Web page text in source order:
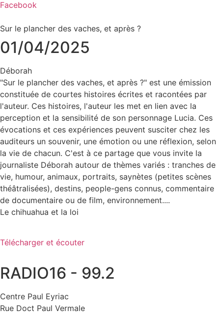
Facebook
Sur le plancher des vaches, et après ?
01/04/2025
Déborah
"Sur le plancher des vaches, et après ?" est une émission
constituée de courtes histoires écrites et racontées par
l'auteur. Ces histoires, l'auteur les met en lien avec la
perception et la sensibilité de son personnage Lucia. Ces
évocations et ces expériences peuvent susciter chez les
auditeurs un souvenir, une émotion ou une réflexion, selon
la vie de chacun. C'est à ce partage que vous invite la
journaliste Déborah autour de thèmes variés : tranches de
vie, humour, animaux, portraits, saynètes (petites scènes
théâtralisées), destins, people-gens connus, commentaire
de documentaire ou de film, environnement....
Le chihuahua et la loi
Télécharger et écouter
RADIO16 - 99.2
Centre Paul Eyriac
Rue Doct Paul Vermale